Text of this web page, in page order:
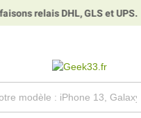
relais DHL, GLS et UPS.